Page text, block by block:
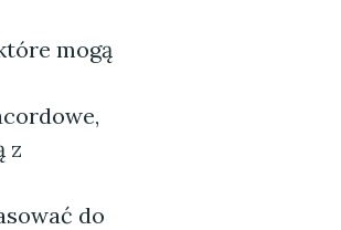
mogą
z
do